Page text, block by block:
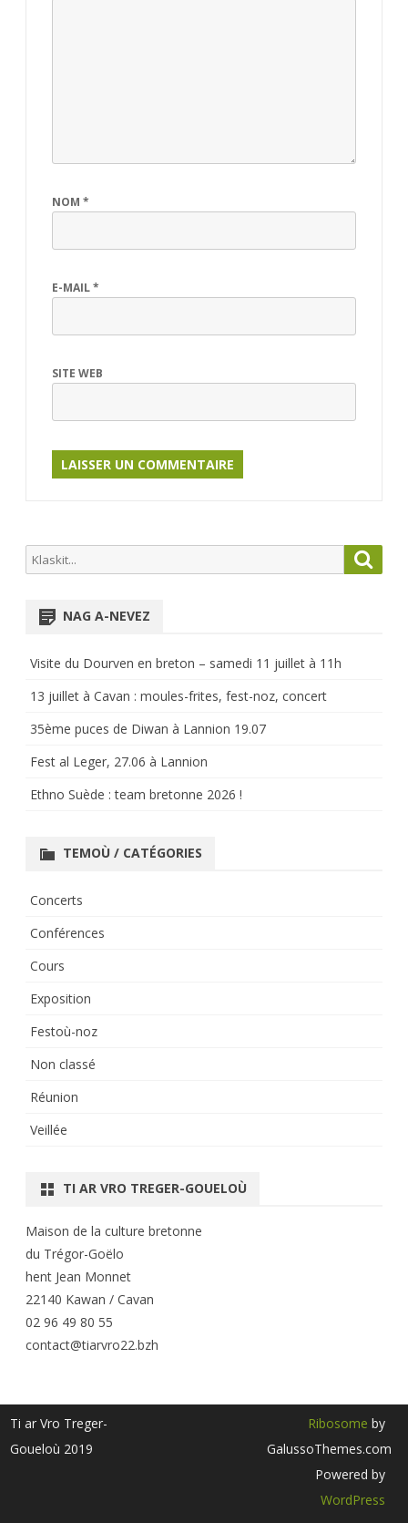
NOM *
E-MAIL*
SITE WEB
Search
for:
NAG A-NEVEZ
Visite du Dourven en breton – samedi 11 juillet à 11h
13 juillet à Cavan : moules-frites, fest-noz, concert
35ème puces de Diwan à Lannion 19.07
Fest al Leger, 27.06 à Lannion
Ethno Suède : team bretonne 2026 !
TEMOÙ / CATÉGORIES
Concerts
Conférences
Cours
Exposition
Festoù-noz
Non classé
Réunion
Veillée
TI AR VRO TREGER-GOUELOÙ
Maison de la culture bretonne
du Trégor-Goëlo
hent Jean Monnet
22140 Kawan / Cavan
02 96 49 80 55
contact@tiarvro22.bzh
Ti ar Vro Treger-
Goueloù 2019
Ribosome by
GalussoThemes.com
Powered by
WordPress